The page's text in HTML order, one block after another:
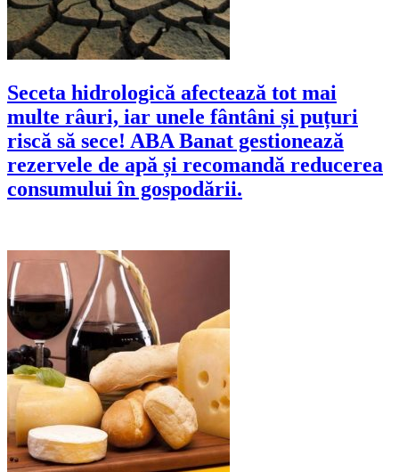
Seceta hidrologică afectează tot mai
multe râuri, iar unele fântâni și puțuri
riscă să sece! ABA Banat gestionează
rezervele de apă și recomandă reducerea
consumului în gospodării.